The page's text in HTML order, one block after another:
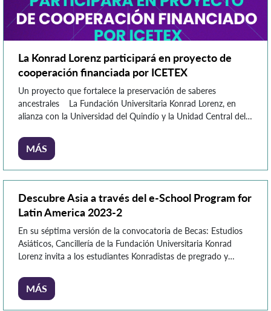
La Konrad Lorenz participará en proyecto de
cooperación financiada por ICETEX
Un proyecto que fortalece la preservación de saberes
ancestrales La Fundación Universitaria Konrad Lorenz, en
alianza con la Universidad del Quindío y la Unidad Central del
por el ICETEX para la implementación del proyecto “Movilidad
Académica con Enfoque Étnico para la Preservación de
MÁS
Descubre Asia a través del e-School Program for
Latin America 2023-2
En su séptima versión de la convocatoria de Becas: Estudios
Asiáticos, Cancillería de la Fundación Universitaria Konrad
Lorenz invita a los estudiantes Konradistas de pregrado y
beneficiado a 65 estudiantes. Esta programa actualmente es
posible dado que la Fundación Universitaria Konrad Lorenz es
MÁS